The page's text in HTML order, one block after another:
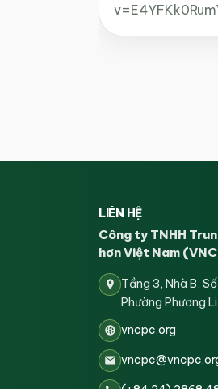
LIÊN HỆ
Công ty TNHH
hơn Việt Nam
Tầng 3, Nhà B,
Phường Phương
vncpc.org